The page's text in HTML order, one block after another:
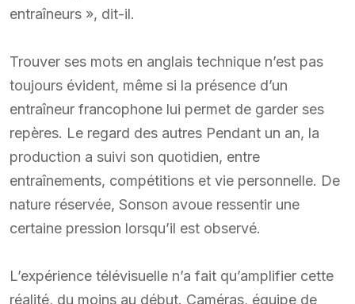
entraîneurs », dit-il.
Trouver ses mots en anglais technique n’est pas
toujours évident, même si la présence d’un
entraîneur francophone lui permet de garder ses
repères. Le regard des autres Pendant un an, la
production a suivi son quotidien, entre
entraînements, compétitions et vie personnelle. De
nature réservée, Sonson avoue ressentir une
certaine pression lorsqu’il est observé.
L’expérience télévisuelle n’a fait qu’amplifier cette
réalité, du moins au début. Caméras, équipe de